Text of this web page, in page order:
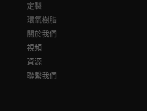
定製
環氧樹脂
關於我們
視頻
資源
聯繫我們